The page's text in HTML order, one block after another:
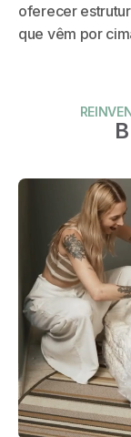
oferecer
que vêm por